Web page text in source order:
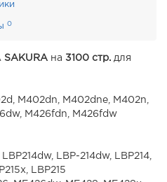
0
SAKURA на 3100 стр. для
M402dn, M402dne, M402n,
M426fdn, M426fdw
LBP214dw, LBP-214dw, LBP214,
LBP215